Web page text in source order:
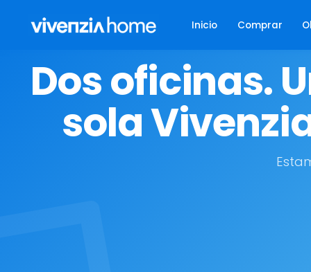
Inicio Comprar
Dos oficinas.
sola